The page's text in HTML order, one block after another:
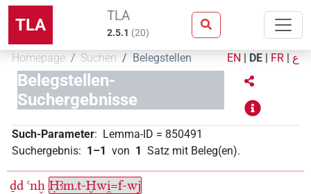
TLA TLA
2.5.1 (20)
Homepage Suchen Belegstellen EN | DE | FR | ع
Belegstellen-
Suchergebnisse
Such-Parameter: Lemma-ID = 850491
Suchergebnis: 1–1 von 1 Satz mit Beleg(en).
ḏd ꜥnḫ Ḥꜣm.t-Ḫwi̯=f-wj